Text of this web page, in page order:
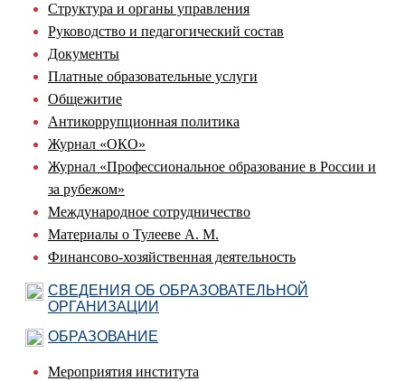
Структура и органы управления
Руководство и педагогический состав
Документы
Платные образовательные услуги
Общежитие
Антикоррупционная политика
Журнал «ОКО»
Журнал «Профессиональное образование в России и
за рубежом»
Международное сотрудничество
Материалы о Тулееве А. М.
Финансово-хозяйственная деятельность
СВЕДЕНИЯ ОБ ОБРАЗОВАТЕЛЬНОЙ
ОРГАНИЗАЦИИ
ОБРАЗОВАНИЕ
Мероприятия института